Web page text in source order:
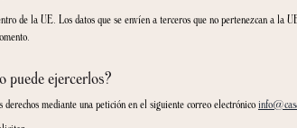
de servicios y productos o la contratación de
datos de nuestros clientes en acciones de marketing
para prevención del fraude, comunicación con